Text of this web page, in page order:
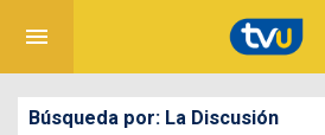
menu
Búsqueda por: La Discusión